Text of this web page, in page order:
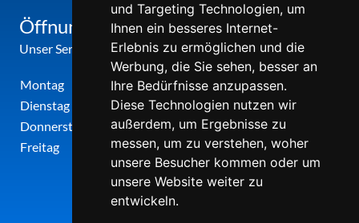
und Targeting Technologien, um
Ihnen ein besseres Internet-
Erlebnis zu ermöglichen und die
Werbung, die Sie sehen, besser an
Ihre Bedürfnisse anzupassen.
Diese Technologien nutzen wir
außerdem, um Ergebnisse zu
messen, um zu verstehen, woher
unsere Besucher kommen oder um
unsere Website weiter zu
entwickeln.
Öffnungszeiten
Unser Service-Center ist zu folgenden Zeiten geöffnet
Montag
12:00 Uhr - 17:00 Uhr
Dienstag
09:00 Uhr - 12:00 Uhr
Donnerstag
09:00 Uhr - 12:00 Uhr
Freitag
09:00 Uhr - 12:00 Uhr